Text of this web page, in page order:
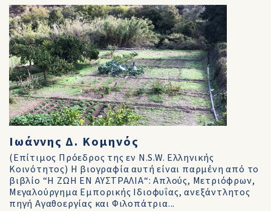
Ιωάννης Δ. Κομηνός
(Επίτιμος Πρόεδρος της εν N.S.W. Ελληνικής
Κοινότητος) Η βιογραφία αυτή είναι παρμένη από το
βιβλίο “Η ΖΩΗ ΕΝ ΑΥΣΤΡΑΛΙΑ“: Απλούς, Μετριόφρων,
Μεγαλούργημα Εμπορικής Ιδιοφυΐας, ανεξάντλητος
πηγή Αγαθοεργίας και Φιλοπάτρια...